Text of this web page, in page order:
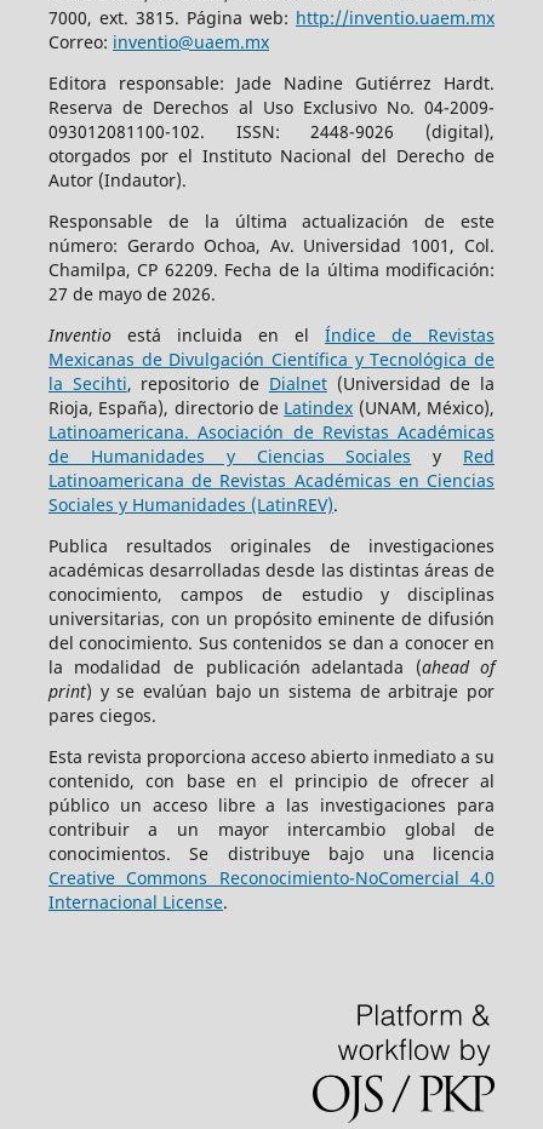
7000, ext. 3815. Página web: http://inventio.uaem.mx
Correo: inventio@uaem.mx
Editora responsable: Jade Nadine Gutiérrez Hardt.
Reserva de Derechos al Uso Exclusivo No. 04-2009-
093012081100-102. ISSN: 2448-9026 (digital),
otorgados por el Instituto Nacional del Derecho de
Autor (Indautor).
Responsable de la última actualización de este
número: Gerardo Ochoa, Av. Universidad 1001, Col.
Chamilpa, CP 62209. Fecha de la última modificación:
27 de mayo de 2026.
Inventioestá incluida en elÍndice de Revistas
Mexicanas de Divulgación Científica y Tecnológica de
la Secihti, repositorio de Dialnet(Universidad de la
Rioja, España), directorio de Latindex (UNAM, México),
Latinoamericana. Asociación de Revistas Académicas
de Humanidades y Ciencias Sociales y Red
Latinoamericana de Revistas Académicas en Ciencias
Sociales y Humanidades (LatinREV).
Publica resultados originales de investigaciones
académicas desarrolladas desde las distintas áreas de
conocimiento, campos de estudio y disciplinas
universitarias, con un propósito eminente de difusión
del conocimiento. Sus contenidos se dan a conocer en
la modalidad de publicación adelantada (ahead of
print) y se evalúan bajo un sistema de arbitraje por
pares ciegos.
Esta revista proporciona acceso abierto inmediato a su
contenido, con base en el principio de ofrecer al
público un acceso libre a las investigaciones para
contribuir a un mayor intercambio global de
conocimientos. Se distribuye bajo una licencia
Creative Commons Reconocimiento-NoComercial 4.0
Internacional License.